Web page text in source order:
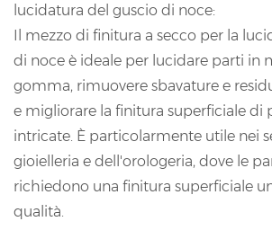
lucidatura del guscio di noce:
Il mezzo di finitura a secco per la
di noce è ideale per lucidare parti in
gomma, rimuovere sbavature e
e migliorare la finitura superficiale di
intricate. È particolarmente utile nei
gioielleria e dell'orologeria, dove le
richiedono una finitura superficiale
qualità.